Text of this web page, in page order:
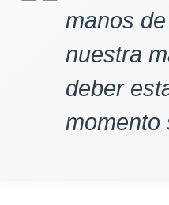
manos
nuestra
deber
momento